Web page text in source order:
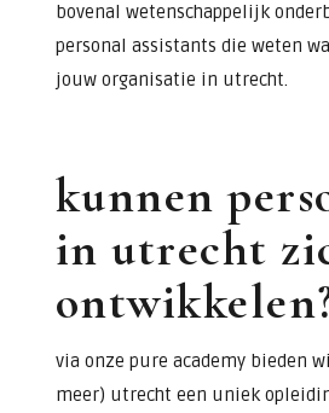
bovenal wetenschappelijk
personal assistants die weten
jouw organisatie in utrecht.
kunnen
in utrecht
via onze pure academy bieden
meer) utrecht een uniek